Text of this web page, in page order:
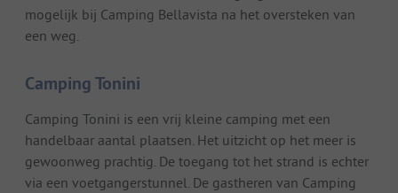
mogelijk bij Camping Bellavista na het oversteken van
een weg.
Camping Tonini
Camping Tonini is een vrij kleine camping met een
handelbaar aantal plaatsen. Het uitzicht op het meer is
gewoonweg prachtig. De toegang tot het strand is echter
via een voetgangerstunnel. De gastheren van Camping